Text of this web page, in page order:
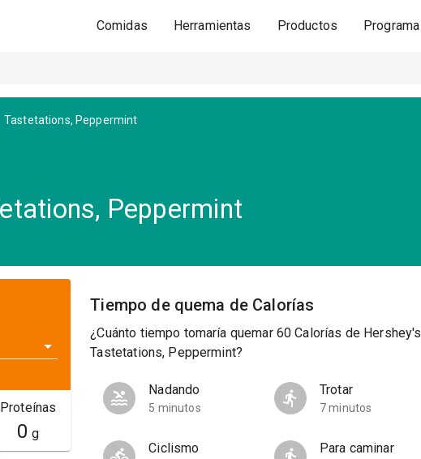
Comidas Herramientas Productos Programa
Tastetations, Peppermint
Peppermint
Proteínas
0 g
Tiempo de quema de Calorías
¿Cuánto tiempo tomaría quemar 60 Calorías de Hershey's
Tastetations, Peppermint?
Nadando
5 minutos
Trotar
7 minutos
Ciclismo Para caminar